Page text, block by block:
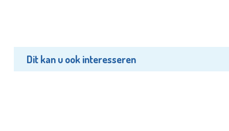
Dit kan u ook interesseren